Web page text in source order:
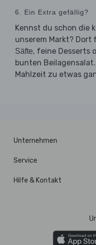
6. Ein Extra gefällig?
Kennst du schon die
unserem Markt?
Säfte, feine Desserts
bunten
Mahlzeit zu etwas
Unternehmen
Service
Hilfe & Kontakt